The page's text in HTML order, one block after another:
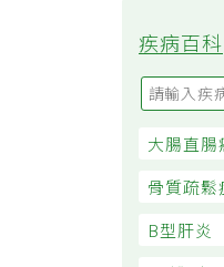
疾病百科